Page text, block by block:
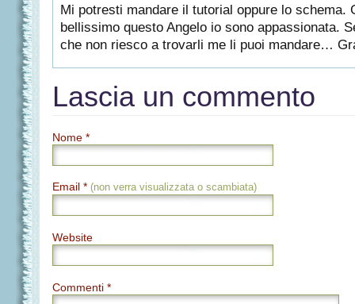
Mi potresti mandare il tutorial oppure lo schema.
bellissimo questo Angelo io sono appassionata.
che non riesco a trovarli me li puoi mandare…
Lascia un commento
Nome *
Email * (non verra visualizzata o scambiata)
Website
Commenti *